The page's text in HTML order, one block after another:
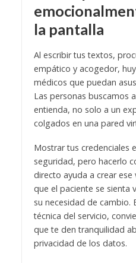
la pantalla
Al escribir tus textos,
empático y acogedor,
médicos que puedan
Las personas buscamos
entienda, no solo a un
colgados en una pared
Mostrar tus credenciales
seguridad, pero hacerlo
directo ayuda a crear ese
que el paciente se sienta
su necesidad de cambio.
técnica del servicio,
que te den tranquilidad
privacidad de los datos.